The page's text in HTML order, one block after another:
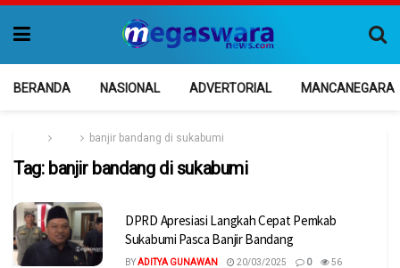
BERANDA NASIONAL ADVERTORIAL MANCANEGARA
banjir bandang di sukabumi
Tag: banjir bandang di sukabumi
DPRD Apresiasi Langkah Cepat Pemkab
Sukabumi Pasca Banjir Bandang
BYADITYA GUNAWAN 20/03/2025 0 56